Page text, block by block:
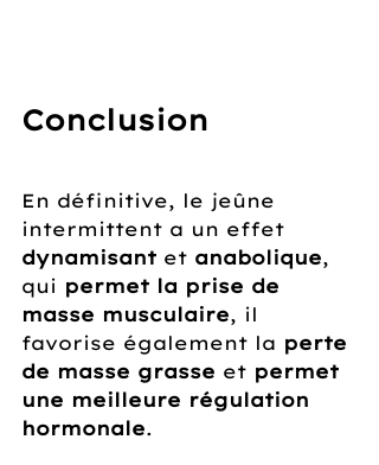
Conclusion
En définitive, le jeûne
intermittent a un effet
dynamisant et anabolique,
qui permet la prise de
masse musculaire, il
favorise également la perte
de masse grasse et permet
une meilleure régulation
hormonale.